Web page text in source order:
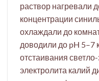
раствор нагревали
концентрации
охлаждали до
доводили до pH 5–7
отстаивания
электролита калий